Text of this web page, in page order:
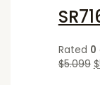
Rated 0
$5.099 $